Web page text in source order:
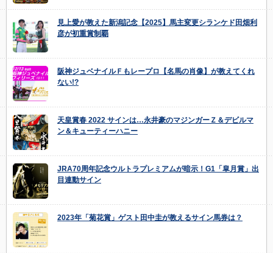
見上愛が教えた新潟記念【2025】馬主変更シランケド田畑利
彦が初重賞制覇
阪神ジュベナイルＦもレープロ【名馬の肖像】が教えてくれ
ない!?
天皇賞春 2022 サインは…永井豪のマジンガーＺ＆デビルマ
ン＆キューティーハニー
JRA70周年記念ウルトラプレミアムが暗示！G1「皐月賞」出
目連動サイン
2023年「菊花賞」ゲスト田中圭が教えるサイン馬券は？